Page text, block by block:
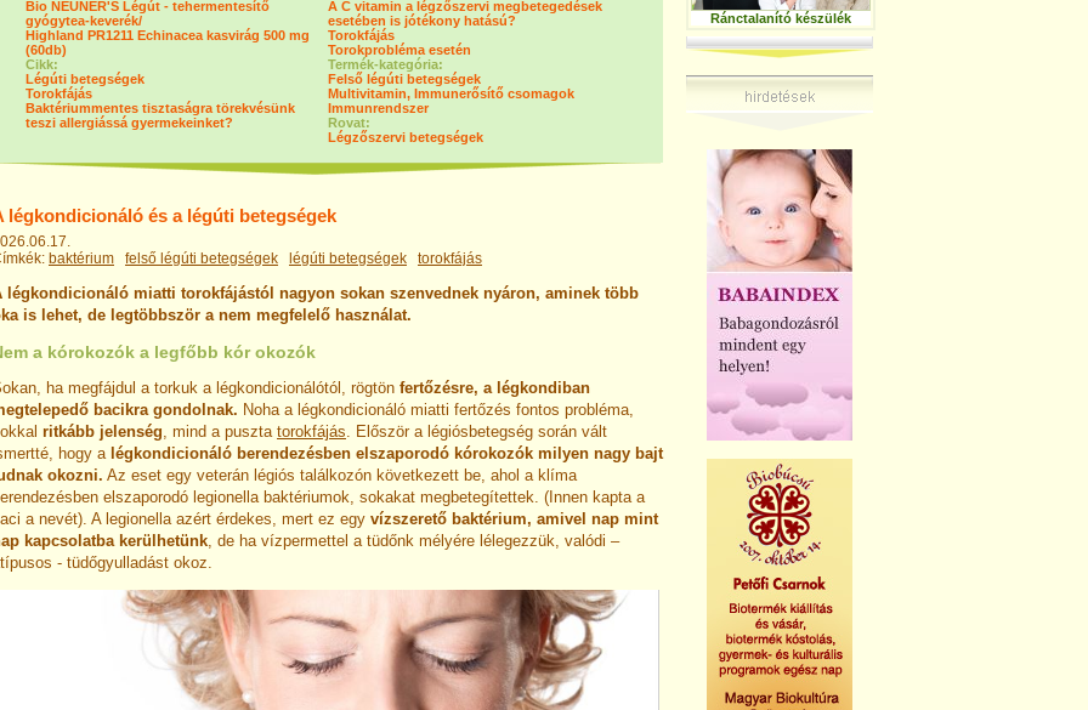
Bio NEUNER'S Légút - tehermentesítő
gyógytea-keverék/
Highland PR1211 Echinacea kasvirág 500 mg
(60db)
A C vitamin a légzőszervi megbetegedések
esetében is jótékony hatású?
Torokfájás
Torokprobléma esetén
Cikk:
Légúti betegségek
Torokfájás
Baktériummentes tisztaságra törekvésünk
teszi allergiássá gyermekeinket?
Termék-kategória:
Felső légúti betegségek
Multivitamin, Immunerősítő csomagok
Immunrendszer
Rovat:
Légzőszervi betegségek
légkondicionáló és a légúti betegségek
baktérium felső légúti betegségek légúti betegségek torokfájás
légkondicionáló miatti torokfájástól nagyon sokan szenvednek nyáron, aminek több
is lehet, de legtöbbször a nem megfelelő használat.
a kórokozók a legfőbb kór okozók
ha megfájdul a torkuk a légkondicionálótól, rögtön fertőzésre, a légkondiban
bacikra gondolnak. Noha a légkondicionáló miatti fertőzés fontos probléma,
ritkább jelenség, mind a puszta torokfájás. Először a légiósbetegség során vált
hogy a légkondicionáló berendezésben elszaporodó kórokozók milyen nagy bajt
okozni. Az eset egy veterán légiós találkozón következett be, ahol a klíma
elszaporodó legionella baktériumok, sokakat megbetegítettek. (Innen kapta a
a nevét). A legionella azért érdekes, mert ez egy vízszerető baktérium, amivel nap mint
kapcsolatba kerülhetünk, de ha vízpermettel a tüdőnk mélyére lélegezzük, valódi –
- tüdőgyulladást okoz.
Ránctalanító készülék